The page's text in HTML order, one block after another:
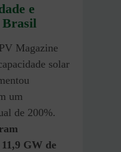
e
Brasil
Magazine
solar
um
de 200%.
GW de